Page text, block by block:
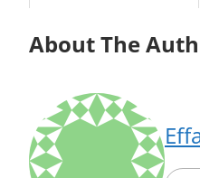
About The